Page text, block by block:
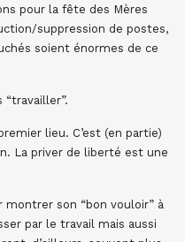
pour la fête des Mères
suppression de postes,
soient énormes de ce
lieu. C’est (en partie)
La priver de liberté est une
son “bon vouloir” à
par le travail mais aussi